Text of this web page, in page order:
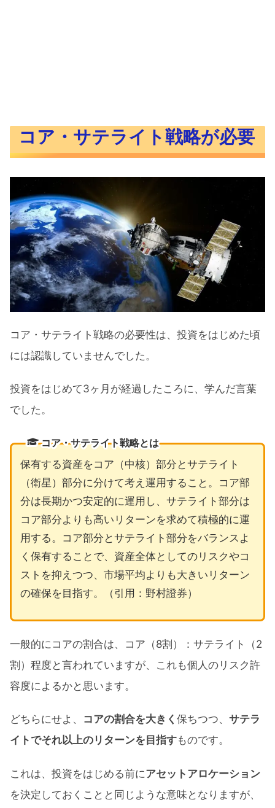
コア・サテライト戦略が必要
コア・サテライト戦略の必要性は、投資をはじめた頃
には認識していませんでした。
投資をはじめて3ヶ月が経過したころに、学んだ言葉
でした。
コア・サテライト戦略とは
保有する資産をコア（中核）部分とサテライト
（衛星）部分に分けて考え運用すること。コア部
分は長期かつ安定的に運用し、サテライト部分は
コア部分よりも高いリターンを求めて積極的に運
用する。コア部分とサテライト部分をバランスよ
く保有することで、資産全体としてのリスクやコ
ストを抑えつつ、市場平均よりも大きいリターン
の確保を目指す。（引用：野村證券）
一般的にコアの割合は、コア（8割）：サテライト（2
割）程度と言われていますが、これも個人のリスク許
容度によるかと思います。
どちらにせよ、 コアの割合を大きく 保ちつつ、 サテラ
イトでそれ以上のリターンを目指すものです。
これは、投資をはじめる前にアセットアロケーション
を決定しておくことと同じような意味となりますが、